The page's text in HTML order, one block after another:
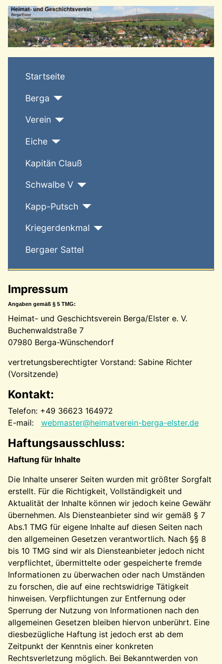
Startseite
Berga
Verein
Eiche
Kapitän Clauß
Schwalbe V
Kapp-Putsch
Kriegerdenkmal
Bergaer Sattel
Impressum
Angaben gemäß § 5 TMG:
Heimat- und Geschichtsverein Berga/Elster e. V.
Buchenwaldstraße 7
07980 Berga-Wünschendorf
vertretungsberechtigter Vorstand: Sabine Richter
(Vorsitzende)
Kontakt:
Telefon: +49 36623 164972
E-mail: webmaster@heimatverein-berga-elster.de
Haftungsausschluss:
Haftung für Inhalte
Die Inhalte unserer Seiten wurden mit größter Sorgfalt
erstellt. Für die Richtigkeit, Vollständigkeit und
Aktualität der Inhalte können wir jedoch keine Gewähr
übernehmen. Als Diensteanbieter sind wir gemäß § 7
Abs.1 TMG für eigene Inhalte auf diesen Seiten nach
den allgemeinen Gesetzen verantwortlich. Nach §§ 8
bis 10 TMG sind wir als Diensteanbieter jedoch nicht
verpflichtet, übermittelte oder gespeicherte fremde
Informationen zu überwachen oder nach Umständen
zu forschen, die auf eine rechtswidrige Tätigkeit
hinweisen. Verpflichtungen zur Entfernung oder
Sperrung der Nutzung von Informationen nach den
allgemeinen Gesetzen bleiben hiervon unberührt. Eine
diesbezügliche Haftung ist jedoch erst ab dem
Zeitpunkt der Kenntnis einer konkreten
Rechtsverletzung möglich. Bei Bekanntwerden von